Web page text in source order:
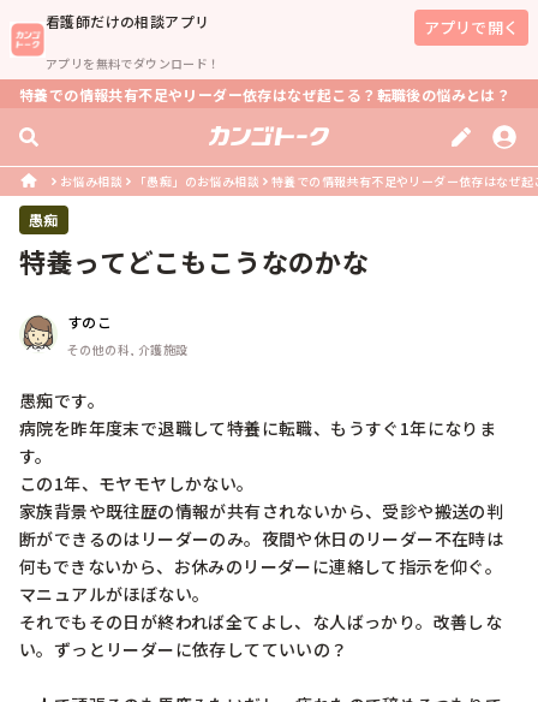
看護師だけの相談アプリ
アプリを無料でダウンロード！
アプリで開く
特養での情報共有不足やリーダー依存はなぜ起こる？転職後の悩みとは？
お悩み相談 「愚痴」のお悩み相談 特養での情報共有不足やリーダー依存はなぜ
愚痴
特養ってどこもこうなのかな
すのこ
その他の科, 介護施設
愚痴です。
病院を昨年度末で退職して特養に転職、もうすぐ1年になりま
す。
この1年、モヤモヤしかない。
家族背景や既往歴の情報が共有されないから、受診や搬送の判
断ができるのはリーダーのみ。夜間や休日のリーダー不在時は
何もできないから、お休みのリーダーに連絡して指示を仰ぐ。
マニュアルがほぼない。
それでもその日が終われば全てよし、な人ばっかり。改善しな
い。ずっとリーダーに依存してていいの？